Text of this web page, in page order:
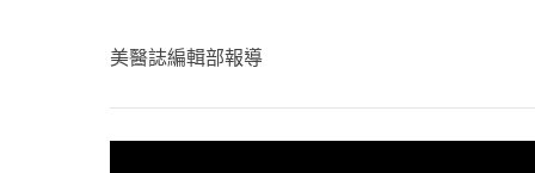
駐站專家
名醫問診室
美醫誌編輯部報導